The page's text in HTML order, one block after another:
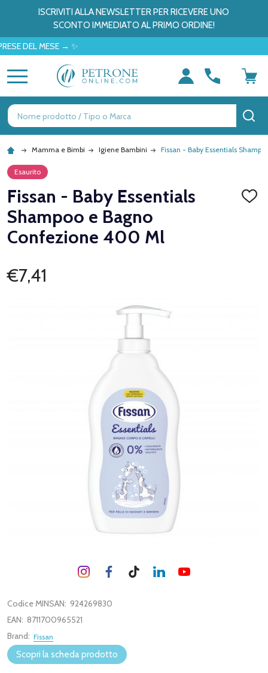
ISCRIVITI ALLA NEWSLETTER PER RICEVERE UNO
SCONTO IMMEDIATO AL PRIMO ORDINE!
MESE → ✨
Ricerca
Mamma e Bimbi Igiene Bambini Fissan - Baby Essentials
Esaurito
Fissan - Baby Essentials
Shampoo e Bagno
Confezione 400 Ml
€7,41
Codice MINSAN: 924269830
EAN: 8711700965521
Brand: Fissan
Scopri la scheda prodotto